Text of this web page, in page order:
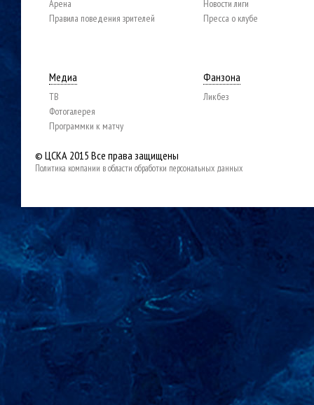
Арена
Правила поведения зрителей
Новости лиги
Пресса о клубе
Медиа
ТВ
Фотогалерея
Программки к матчу
Фанзона
Ликбез
© ЦСКА 2015 Все права защищены
Политика компании в области обработки персональных данных